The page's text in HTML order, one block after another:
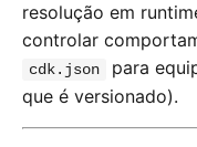
resolução em
controlar
cdk.json
para
que é versionado).